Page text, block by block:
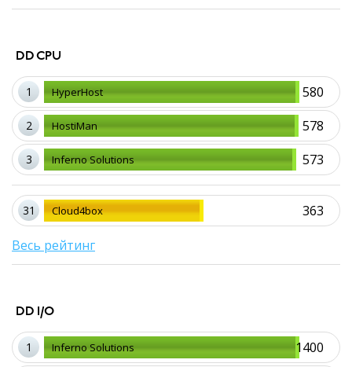
DD CPU
1 580
HyperHost
2 578
HostiMan
3 573
Inferno Solutions
31 363
Cloud4box
Весь рейтинг
DD I/O
1 1400
Inferno Solutions